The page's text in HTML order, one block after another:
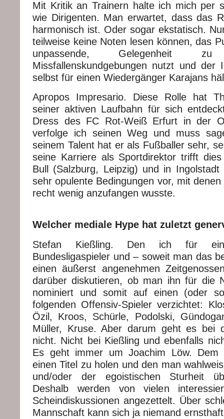
Mit Kritik an Trainern halte ich mich per
wie Dirigenten. Man erwartet, dass das
harmonisch ist. Oder sogar ekstatisch.
teilweise keine Noten lesen können, das
unpassende, Gelegenheit
Missfallenskundgebungen nutzt und der
selbst für einen Wiedergänger Karajans
Apropos Impresario. Diese Rolle hat
seiner aktiven Laufbahn für sich
Dress des FC Rot-Weiß Erfurt in der
verfolge ich seinen Weg und muss
seinem Talent hat er als Fußballer sehr,
seine Karriere als Sportdirektor trifft
Bull (Salzburg, Leipzig) und in
sehr opulente Bedingungen vor, mit
recht wenig anzufangen wusste.
Welcher mediale Hype hat zuletzt
Stefan Kießling. Den ich für
Bundesligaspieler und – soweit man das
einen äußerst angenehmen
darüber diskutieren, ob man ihn für die
nominiert und somit auf einen (oder
folgenden Offensiv-Spieler verzichtet:
Özil, Kroos, Schürle, Podolski,
Müller, Kruse. Aber darum geht es bei
nicht. Nicht bei Kießling und ebenfalls
Es geht immer um Joachim Löw. Dem
einen Titel zu holen und den man
und/oder der egoistischen Sturheit
Deshalb werden von vielen
Scheindiskussionen angezettelt. Über
Mannschaft kann sich ja niemand